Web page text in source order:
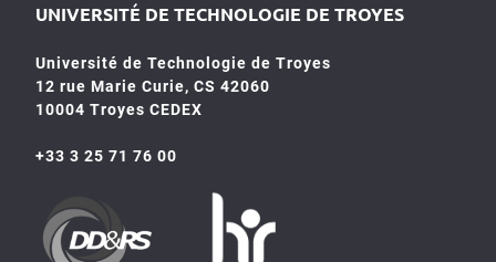
UNIVERSITÉ DE TECHNOLOGIE DE TROYES
Université de Technologie de Troyes
12 rue Marie Curie, CS 42060
10004 Troyes CEDEX
+33 3 25 71 76 00